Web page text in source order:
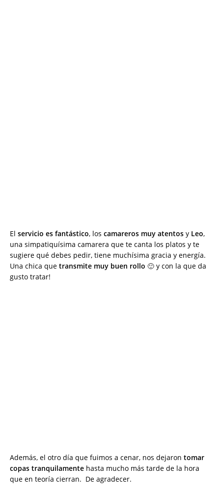
El servicio es fantástico, los camareros muy atentos y Leo,
una simpatiquísima camarera que te canta los platos y te
sugiere qué debes pedir, tiene muchísima gracia y energía.
Una chica que transmite muy buen rollo 🙂 y con la que da
gusto tratar!
Además, el otro día que fuimos a cenar, nos dejaron tomar
copas tranquilamente hasta mucho más tarde de la hora
que en teoría cierran. De agradecer.